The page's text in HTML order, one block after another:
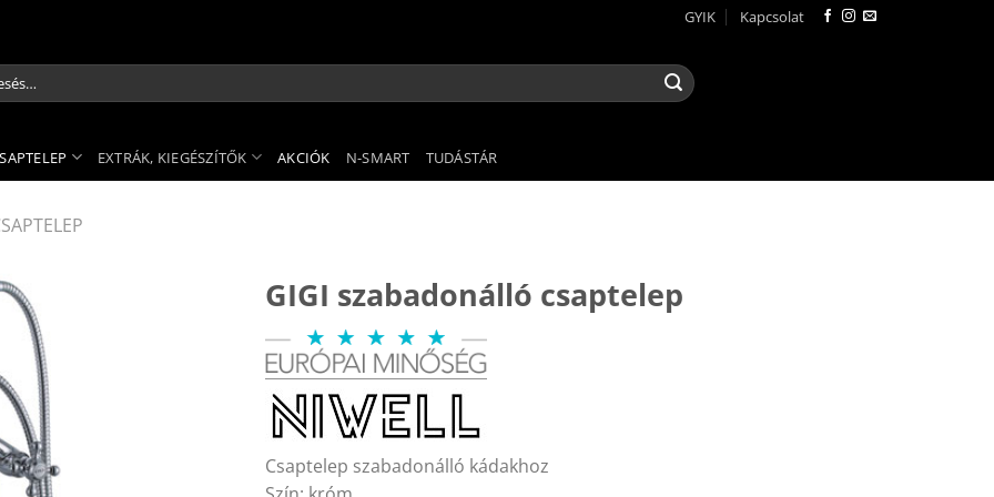
GYIK Kapcsolat
EXTRÁK, KIEGÉSZÍTŐK AKCIÓK N-SMART TUDÁSTÁR
GIGI szabadonálló csaptelep
Csaptelep szabadonálló kádakhoz